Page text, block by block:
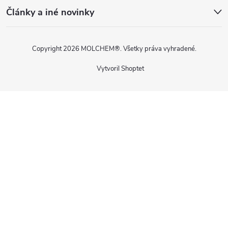
Články a iné novinky
Vytvoril Shoptet
Copyright 2026 MOLCHEM®. Všetky práva vyhradené.